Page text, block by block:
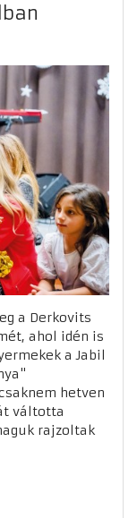
a Derkovits
ahol idén is
a Jabil
hetven
váltotta
rajzoltak